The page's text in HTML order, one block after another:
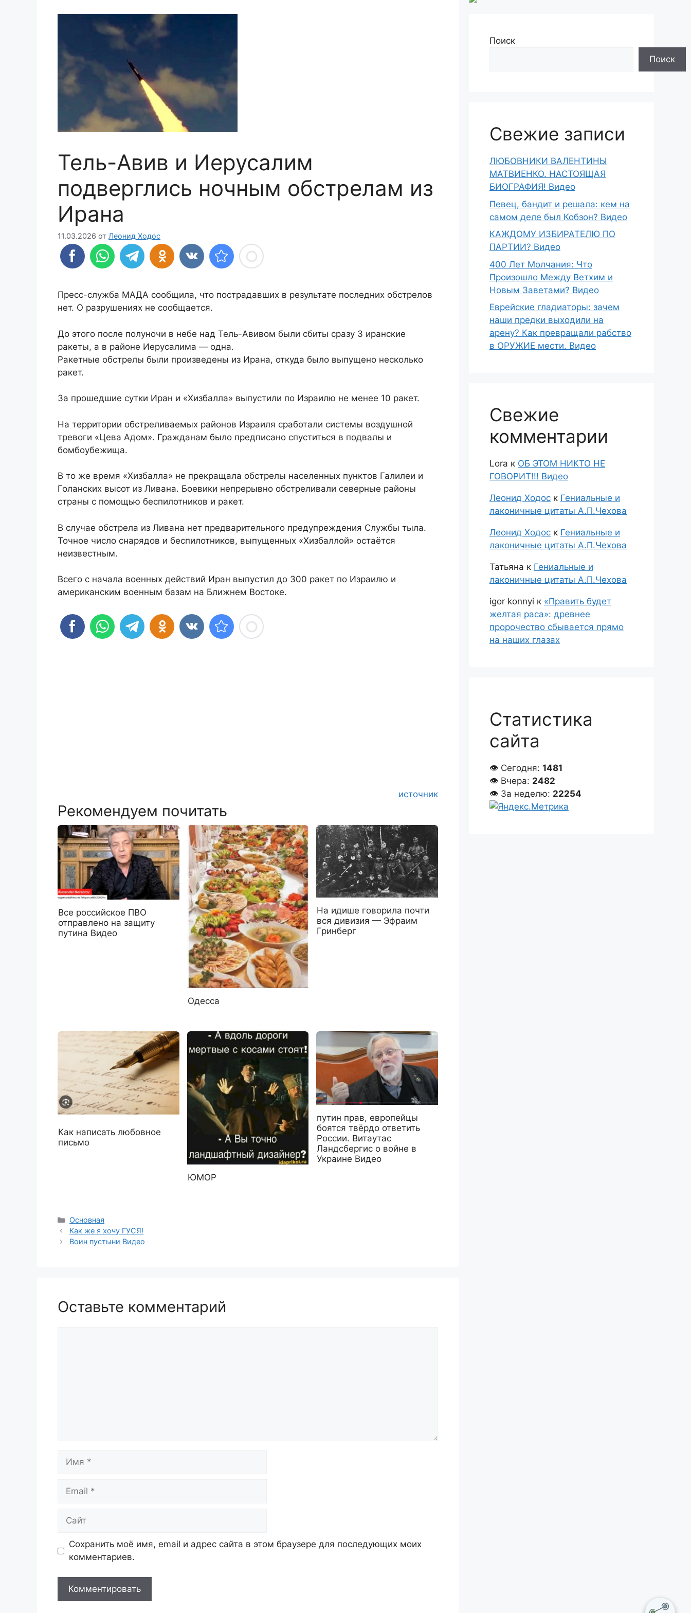
Тель-Авив и Иерусалим
подверглись ночным обстрелам из
Ирана
11.03.2026 от Леонид Ходос
Пресс-служба МАДА сообщила, что пострадавших в результате последних обстрелов
нет. О разрушениях не сообщается.
До этого после полуночи в небе над Тель-Авивом были сбиты сразу 3 иранские
ракеты, а в районе Иерусалима — одна.
Ракетные обстрелы были произведены из Ирана, откуда было выпущено несколько
ракет.
За прошедшие сутки Иран и «Хизбалла» выпустили по Израилю не менее 10 ракет.
На территории обстреливаемых районов Израиля сработали системы воздушной
тревоги «Цева Адом». Гражданам было предписано спуститься в подвалы и
бомбоубежища.
В то же время «Хизбалла» не прекращала обстрелы населенных пунктов Галилеи и
Голанских высот из Ливана. Боевики непрерывно обстреливали северные районы
страны с помощью беспилотников и ракет.
В случае обстрела из Ливана нет предварительного предупреждения Службы тыла.
Точное число снарядов и беспилотников, выпущенных «Хизбаллой» остаётся
неизвестным.
Всего с начала военных действий Иран выпустил до 300 ракет по Израилю и
американским военным базам на Ближнем Востоке.
источник
Рекомендуем почитать
Все российское ПВО
отправлено на защиту
путина Видео
Одесса
На идише говорила почти
вся дивизия — Эфраим
Гринберг
Как написать любовное
письмо
ЮМОР
путин прав, европейцы
боятся твёрдо ответить
России. Витаутас
Ландсбергис о войне в
Украине Видео
Рубрики
Основная
Как же я хочу ГУСЯ!
Воин пустыни Видео
Оставьте комментарий
Имя
Email
Сайт
Сохранить моё имя, email и адрес сайта в этом браузере для последующих моих
комментариев.
Поиск
Поиск
Свежие записи
ЛЮБОВНИКИ ВАЛЕНТИНЫ
МАТВИЕНКО. НАСТОЯЩАЯ
БИОГРАФИЯ! Видео
Певец, бандит и решала: кем на
самом деле был Кобзон? Видео
КАЖДОМУ ИЗБИРАТЕЛЮ ПО
ПАРТИИ? Видео
400 Лет Молчания: Что
Произошло Между Ветхим и
Новым Заветами? Видео
Еврейские гладиаторы: зачем
наши предки выходили на
арену? Как превращали рабство
в ОРУЖИЕ мести. Видео
Свежие
комментарии
Lora к ОБ ЭТОМ НИКТО НЕ
ГОВОРИТ!!! Видео
Леонид Ходос к Гениальные и
лаконичные цитаты А.П.Чехова
Леонид Ходос к Гениальные и
лаконичные цитаты А.П.Чехова
Татьяна к Гениальные и
лаконичные цитаты А.П.Чехова
igor konnyi к «Править будет
желтая раса»: древнее
пророчество сбывается прямо
на наших глазах
Статистика
сайта
👁 Сегодня: 1481
👁 Вчера: 2482
👁 За неделю: 22254